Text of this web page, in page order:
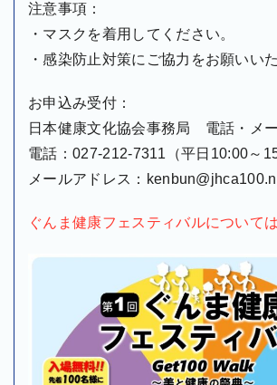
注意事項：
・マスクを着用してください。
・感染防止対策にご協力をお願いい
お申込み受付：
日本健康文化協会事務局 電話・メ
電話：027-212-7311（平日10:00～
メールアドレス：
ぐんま健康フェスティバルについて